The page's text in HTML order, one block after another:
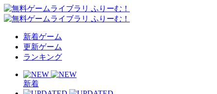
新着ゲーム
更新ゲーム
ランキング
新着